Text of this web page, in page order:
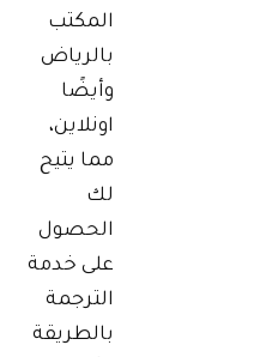
المكتب
بالرياض
وأيضًا
اونلاين،
مما يتيح
لك
الحصول
على خدمة
الترجمة
بالطريقة